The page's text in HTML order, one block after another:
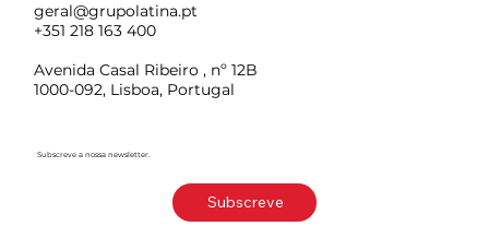
geral@grupolatina.pt
+351 218 163 400
Avenida Casal Ribeiro , nº 12B
1000-092, Lisboa, Portugal
Subscreve a nossa newsletter.
Subscreve